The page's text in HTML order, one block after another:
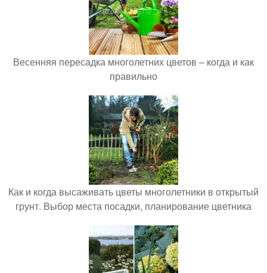
Весенняя пересадка многолетних цветов – когда и как
правильно
Как и когда высаживать цветы многолетники в открытый
грунт. Выбор места посадки, планирование цветника